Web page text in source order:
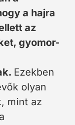
a hajra
az
gyomor-
Ezekben
olyan
mint az